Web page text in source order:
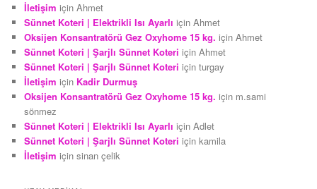
İletişim içinAhmet
Sünnet Koteri | Elektrikli Isı Ayarlı içinAhmet
Oksijen Konsantratörü Gez Oxyhome 15 kg. içinAhmet
Sünnet Koteri | Şarjlı Sünnet Koteri içinAhmet
Sünnet Koteri | Şarjlı Sünnet Koteri içinturgay
İletişim için Kadir Durmuş
Oksijen Konsantratörü Gez Oxyhome 15 kg. için m.sami
sönmez
Sünnet Koteri | Elektrikli Isı Ayarlı içinAdlet
Sünnet Koteri | Şarjlı Sünnet Koteri içinkamila
İletişim içinsinan çelik